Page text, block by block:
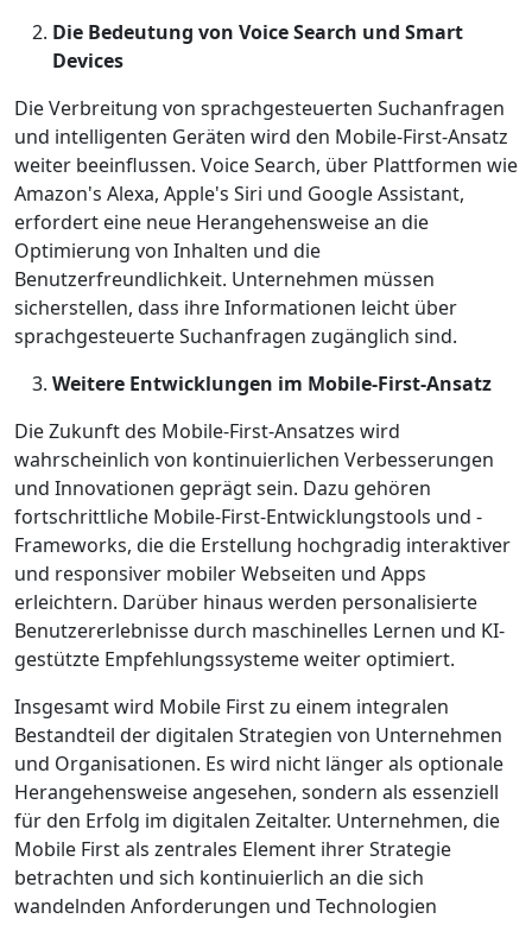
Die Bedeutung von Voice Search und Smart
Devices
Die Verbreitung von sprachgesteuerten Suchanfragen
und intelligenten Geräten wird den Mobile-First-Ansatz
weiter beeinflussen. Voice Search, über Plattformen wie
Amazon's Alexa, Apple's Siri und Google Assistant,
erfordert eine neue Herangehensweise an die
Optimierung von Inhalten und die
Benutzerfreundlichkeit. Unternehmen müssen
sicherstellen, dass ihre Informationen leicht über
sprachgesteuerte Suchanfragen zugänglich sind.
Weitere Entwicklungen im Mobile-First-Ansatz
Die Zukunft des Mobile-First-Ansatzes wird
wahrscheinlich von kontinuierlichen Verbesserungen
und Innovationen geprägt sein. Dazu gehören
fortschrittliche Mobile-First-Entwicklungstools und -
Frameworks, die die Erstellung hochgradig interaktiver
und responsiver mobiler Webseiten und Apps
erleichtern. Darüber hinaus werden personalisierte
Benutzererlebnisse durch maschinelles Lernen und KI-
gestützte Empfehlungssysteme weiter optimiert.
Insgesamt wird Mobile First zu einem integralen
Bestandteil der digitalen Strategien von Unternehmen
und Organisationen. Es wird nicht länger als optionale
Herangehensweise angesehen, sondern als essenziell
für den Erfolg im digitalen Zeitalter. Unternehmen, die
Mobile First als zentrales Element ihrer Strategie
betrachten und sich kontinuierlich an die sich
wandelnden Anforderungen und Technologien